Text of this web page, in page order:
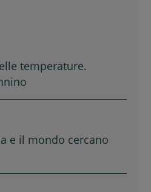
temperature.
e il mondo cercano